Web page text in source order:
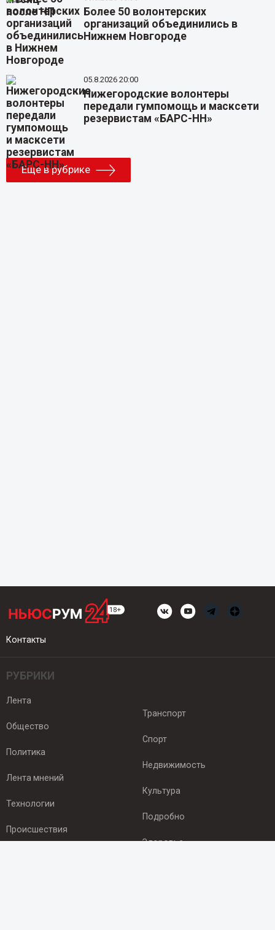
Более 50 волонтерских
организаций объединились в
Нижнем Новгороде
05.8.2026 20:00
Нижегородские волонтеры
передали гумпомощь и масксети
резервистам «БАРС-НН»
Еще в рубрике
Контакты
РУБРИКИ
Лента
Общество
Политика
Лента мнений
Технологии
Происшествия
Транспорт
Спорт
Недвижимость
Культура
Подробно
Здоровье